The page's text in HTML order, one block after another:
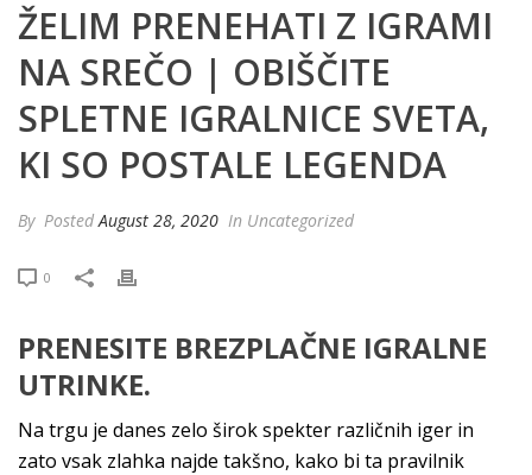
ŽELIM PRENEHATI Z IGRAMI
NA SREČO | OBIŠČITE
SPLETNE IGRALNICE SVETA,
KI SO POSTALE LEGENDA
By PostedAugust 28, 2020 In Uncategorized
0
PRENESITE BREZPLAČNE IGRALNE
UTRINKE.
Na trgu je danes zelo širok spekter različnih iger in
zato vsak zlahka najde takšno, kako bi ta pravilnik